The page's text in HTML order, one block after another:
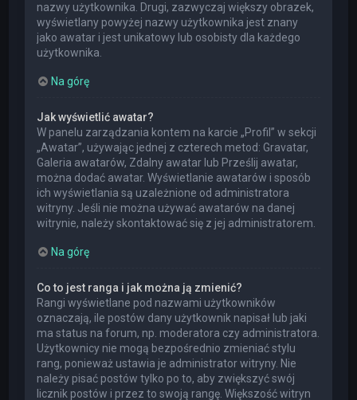
nazwy użytkownika. Drugi, zazwyczaj większy obrazek,
wyświetlany powyżej nazwy użytkownika jest znany
jako awatar i jest unikatowy lub osobisty dla każdego
użytkownika.
Na górę
Jak wyświetlić awatar?
W panelu zarządzania kontem na karcie „Profil” w sekcji
„Awatar”, używając jednej z czterech metod: Gravatar,
Galeria awatarów, Zdalny awatar lub Prześlij awatar,
można dodać awatar. Wyświetlanie awatarów i sposób
ich wyświetlania są uzależnione od administratora
witryny. Jeśli nie można używać awatarów na danej
witrynie, należy skontaktować się z jej administratorem.
Na górę
Co to jest ranga i jak można ją zmienić?
Rangi wyświetlane pod nazwami użytkowników
oznaczają, ile postów dany użytkownik napisał lub jaki
ma status na forum, np. moderatora czy administratora.
Użytkownicy nie mogą bezpośrednio zmieniać stylu
rang, ponieważ ustawia je administrator witryny. Nie
należy pisać postów tylko po to, aby zwiększyć swój
licznik postów i przez to swoją rangę. Większość witryn